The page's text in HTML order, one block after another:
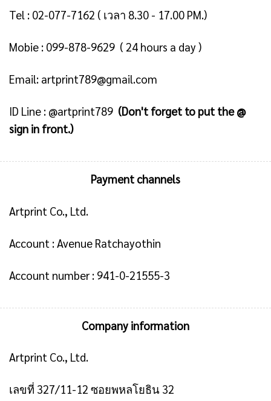
Tel : 02-077-7162 ( เวลา 8.30 - 17.00 PM.)
Mobie : 099-878-9629 ( 24 hours a day )
Email: artprint789@gmail.com
ID Line : @artprint789 (Don't forget to put the @
sign in front.)
Payment channels
Artprint Co., Ltd.
Account : Avenue Ratchayothin
Account number : 941-0-21555-3
Company information
Artprint Co., Ltd.
เลขที่ 327/11-12 ซอยพหลโยธิน 32